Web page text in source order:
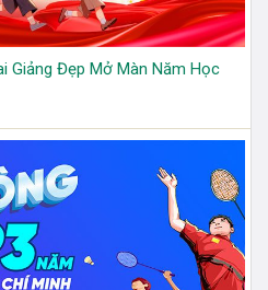
Giảng Đẹp Mở Màn Năm Học